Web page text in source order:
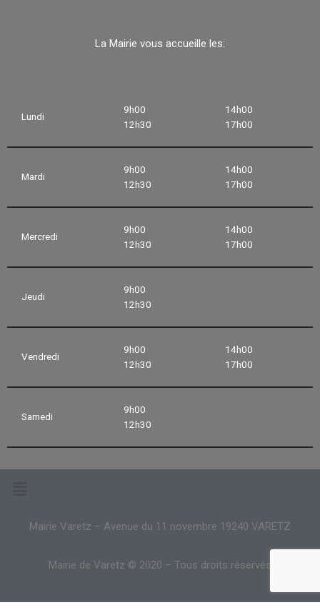
La Mairie vous accueille les:
Lundi
9h00
12h30
14h00
17h00
Mardi
9h00
12h30
14h00
17h00
Mercredi
9h00
12h30
14h00
17h00
Jeudi
9h00
12h30
Vendredi
9h00
12h30
14h00
17h00
Samedi
9h00
12h30
Mairie Varetz – Avenue du 11 novembre 19240 VARETZ
Mairie de Varetz © 2020 – Tous droits réservés